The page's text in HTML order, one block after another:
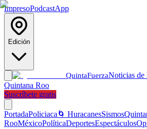
ImpresoPodcastApp
Edición
QuintaFuerzaNoticias de
Quintana Roo
Suscríbete gratis
PortadaPoliciaca 🌀 HuracanesSismos
RooMéxicoPolíticaDeportesEspectáculos